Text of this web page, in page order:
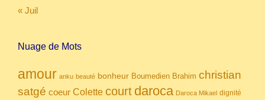
« Juil
Nuage de Mots
amour anku beauté bonheur Boumedien Brahim christian
satgé coeur Colette court daroca Daroca Mikael dignité